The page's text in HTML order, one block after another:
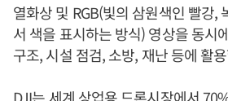
열화상 및 RGB(빛의 삼원색인 빨강,
서 색을 표시하는 방식) 영상을 동시
구조, 시설 점검, 소방, 재난 등에 활